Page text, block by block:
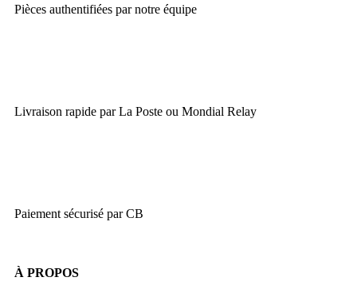
Pièces authentifiées par notre équipe
Livraison rapide par La Poste ou Mondial Relay
Paiement sécurisé par CB
À PROPOS